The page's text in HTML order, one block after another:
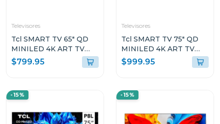
Televisores
Tcl SMART TV 65" QD
MINILED 4K ART TV
GOOGLE TV A400PRO
$799.95
Televisores
Tcl SMART TV 75" QD
MINILED 4K ART TV
GOOGLE TV A400PRO
$999.95
-15% -15%